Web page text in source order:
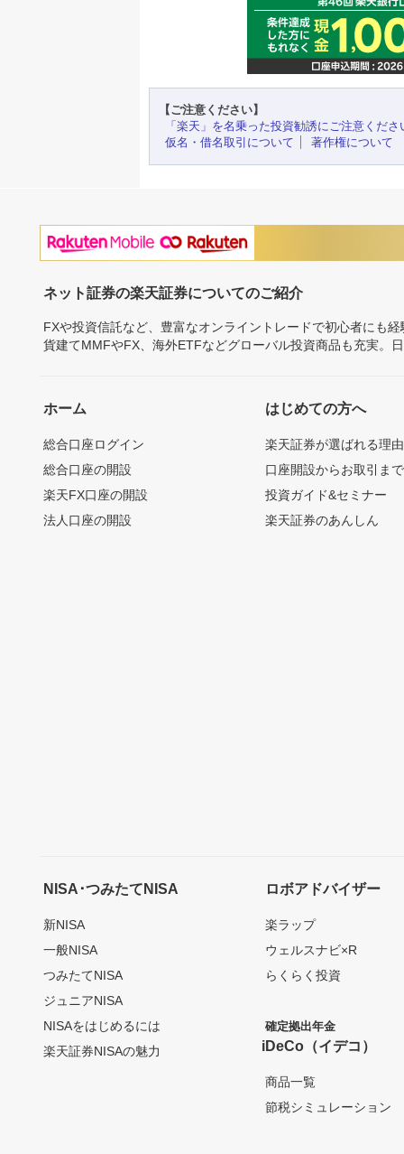
【ご注意ください】
「楽天」を名乗った投資勧誘にご注意くださ
仮名・借名取引について
著作権について
ネット証券の楽天証券についてのご紹介
FXや投資信託など、豊富なオンライントレードで初心者にも
貨建てMMFやFX、海外ETFなどグローバル投資商品も充実。
ホーム
総合口座ログイン
総合口座の開設
楽天FX口座の開設
法人口座の開設
はじめての方へ
楽天証券が選ばれる理由
口座開設からお取引ま
投資ガイド&セミナー
楽天証券のあんしん
NISA･つみたてNISA
新NISA
一般NISA
つみたてNISA
ジュニアNISA
NISAをはじめるには
楽天証券NISAの魅力
ロボアドバイザー
楽ラップ
ウェルスナビ×R
らくらく投資
確定拠出年金
iDeCo（イデコ）
商品一覧
節税シミュレーション